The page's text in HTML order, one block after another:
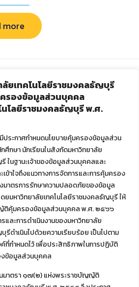
ลัยเทคโนโลยีราชมงคลธัญบุรี
รองข้อมูลส่วนบุคคล
นโลยีราชมงคลธัญบุรี พ.ศ.
ประกาศกำหนดนโยบายคุ้มครองข้อมูลส่วน
ศึกษา นักเรียนในสังกัดมหาวิทยาลัย
ในฐานะเจ้าของข้อมูลส่วนบุคคลและ
ข้าใจถึงแนวทางการจัดการและการคุ้มครอง
าตรการรักษาความปลอดภัยของข้อมูล
ยมหาวิทยาลัยเทคโนโลยีราชมงคลธัญบุรี ให้
ติคุ้มครองข้อมูลส่วนบุคคล พ.ศ. ๒๕๖๖
และการดำเนินงานของมหาวิทยาลัย
รีดำเนินไปด้วยความเรียบร้อย เป็นไปตาม
ที่กำหนดไว้ เพื่อประสิทธิภาพในการปฏิบัติ
งข้อมูลส่วนบุคคล
นมาตรา ๑๗(๒) แห่งพระราชบัญญัติ
more
ะเทคโนโลยีสารสนเทศ
โลยีราชมงคลธัญบุรี
องหก อำเภอคลองหลวง จังหวัด
บุคลากร สวส.
.
พร่ข้อมูลเว็บไซต์